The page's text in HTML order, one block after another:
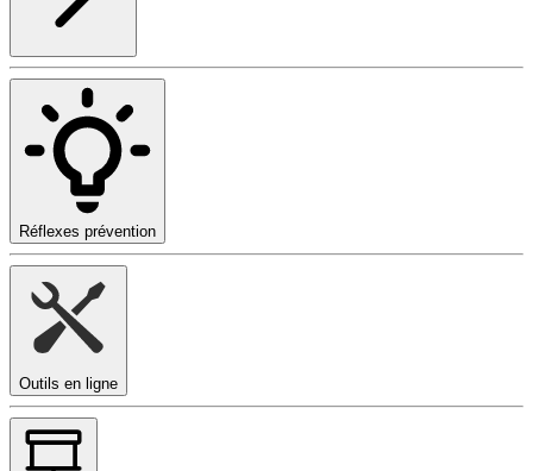
Réflexes prévention
Outils en ligne